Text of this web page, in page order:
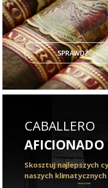
SPRAWDŹ
CABALLERO
AFICIONADO
Skosztuj najlepszych
naszych